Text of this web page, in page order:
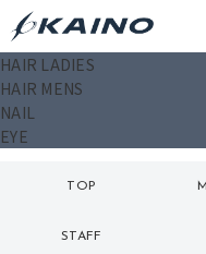
HAIR LADIES
HAIR MENS
NAIL
EYE
TOP
トップ
STAFF